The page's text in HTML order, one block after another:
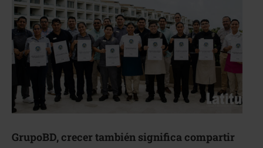
GrupoBD, crecer también significa compartir